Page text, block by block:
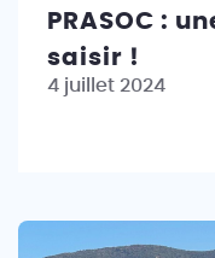
PRASOC :
saisir !
4 juillet 2024